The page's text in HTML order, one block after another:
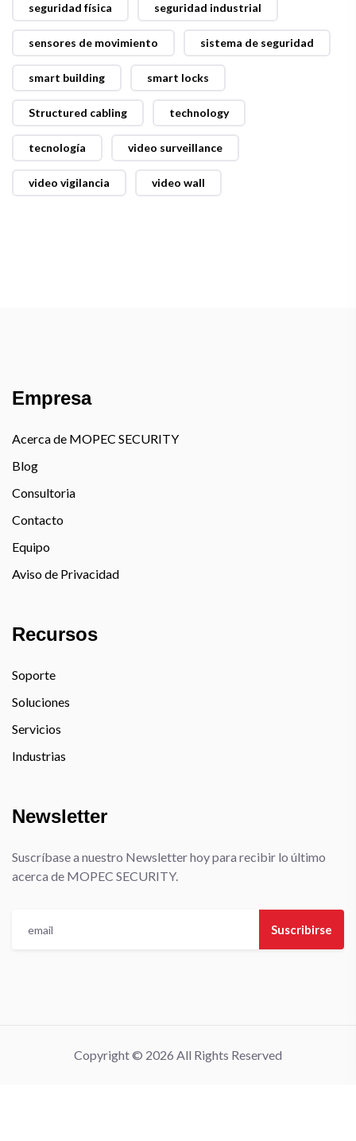
seguridad física seguridad industrial
sensores de movimiento sistema de seguridad
smart building smart locks
Structured cabling technology
tecnología video surveillance
video vigilancia video wall
Empresa
Acerca de MOPEC SECURITY
Blog
Consultoria
Contacto
Equipo
Aviso de Privacidad
Recursos
Soporte
Soluciones
Servicios
Industrias
Newsletter
Suscríbase a nuestro Newsletter hoy para recibir lo último
acerca de MOPEC SECURITY.
Suscribirse
Copyright © 2026 All Rights Reserved